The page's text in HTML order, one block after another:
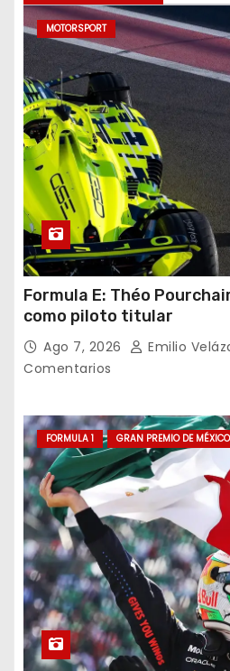
MOTORSPORT
Formula E: Théo
como piloto titular
Ago 7, 2026 Emilio
Comentarios
FORMULA 1 GRAN PREMIO DE MÉXICO